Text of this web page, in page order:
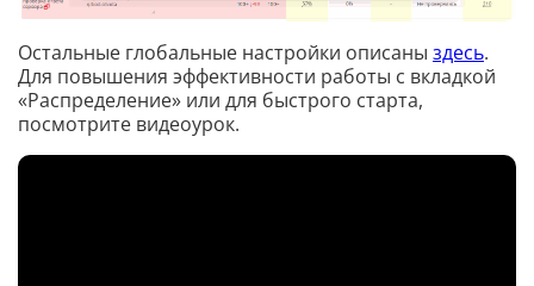
Остальные глобальные настройки описаны здесь.
Для повышения эффективности работы с вкладкой
«Распределение» или для быстрого старта,
посмотрите видеоурок.